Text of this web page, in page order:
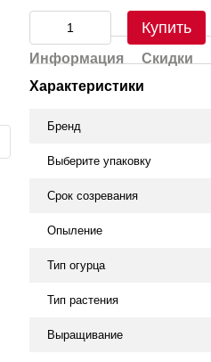
Цвітіння та зав'язь
1 041 грн Купить
Купить
Информация Скидки
Характеристики
Бренд
Выберите упаковку
Срок созревания
Опыление
Тип огурца
Тип растения
Выращивание